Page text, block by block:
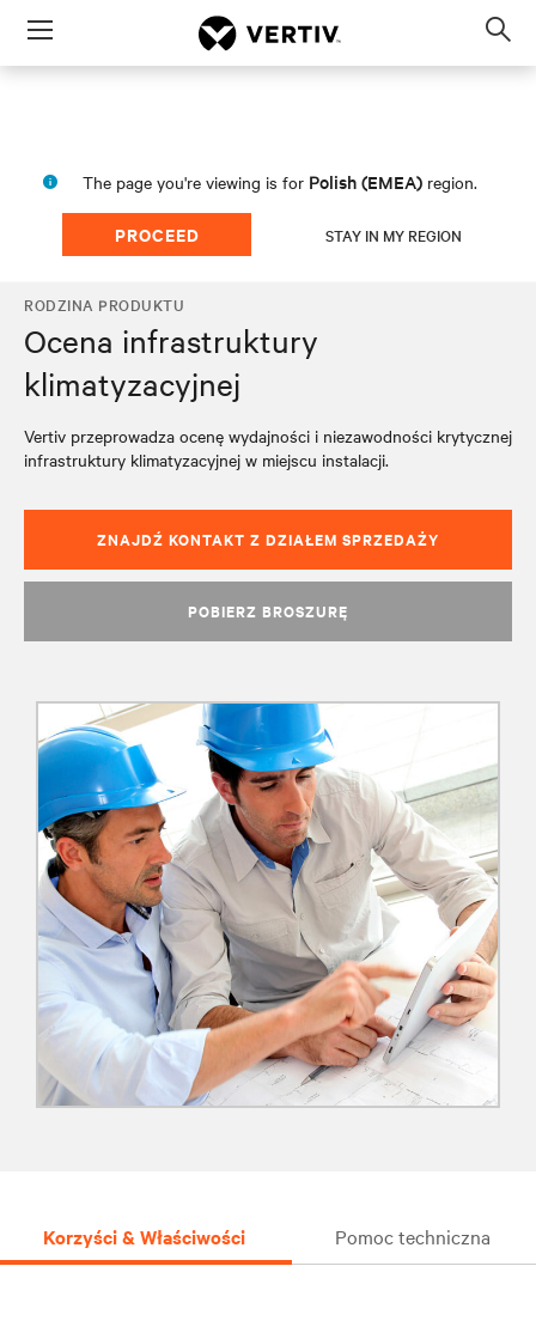
Menu
The page you're viewing is for Polish (EMEA) region.
PROCEED STAY IN MY REGION
RODZINA PRODUKTU
Ocena infrastruktury
klimatyzacyjnej
Vertiv przeprowadza ocenę wydajności i niezawodności krytycznej
infrastruktury klimatyzacyjnej w miejscu instalacji.
ZNAJDŹ KONTAKT Z DZIAŁEM SPRZEDAŻY
POBIERZ BROSZURĘ
Korzyści & Właściwości Pomoc techniczna